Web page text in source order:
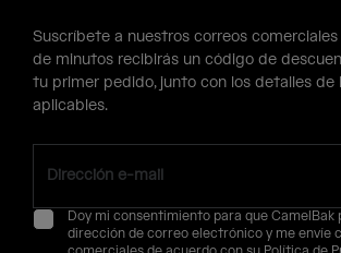
Suscríbete a nuestros correos
de minutos recibirás un código de
tu primer pedido, junto con los detalles de
aplicables.
Doy mi consentimiento para que CamelBak
dirección de correo electrónico y me envíe